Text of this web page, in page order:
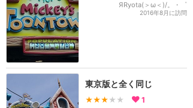
ЯRyota(＞ω＜)/。・゜
2016年8月に訪問
東京版と全く同じ
★★★ ★★ 1